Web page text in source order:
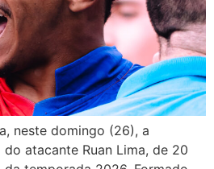
neste domingo (26), a
atacante Ruan Lima, de 20